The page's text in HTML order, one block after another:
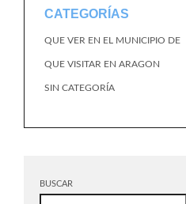
CATEGORÍAS
QUE VER EN EL MUNICIPIO DE
QUE VISITAR EN ARAGON
SIN CATEGORÍA
BUSCAR